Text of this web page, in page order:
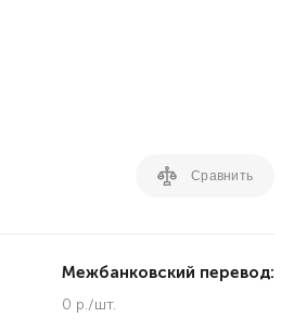
Сравнить
Межбанковский перевод:
0 р./шт.